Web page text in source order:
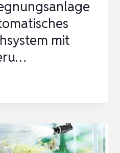
mit